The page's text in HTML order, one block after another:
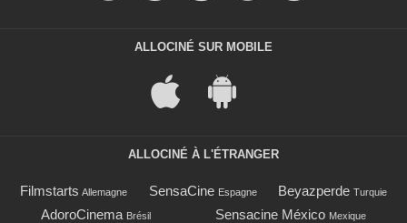
ALLOCINÉ SUR MOBILE
ALLOCINÉ À L'ÉTRANGER
Filmstarts Allemagne SensaCine Espagne Beyazperde Turquie
AdoroCinema Brésil Sensacine México Mexique